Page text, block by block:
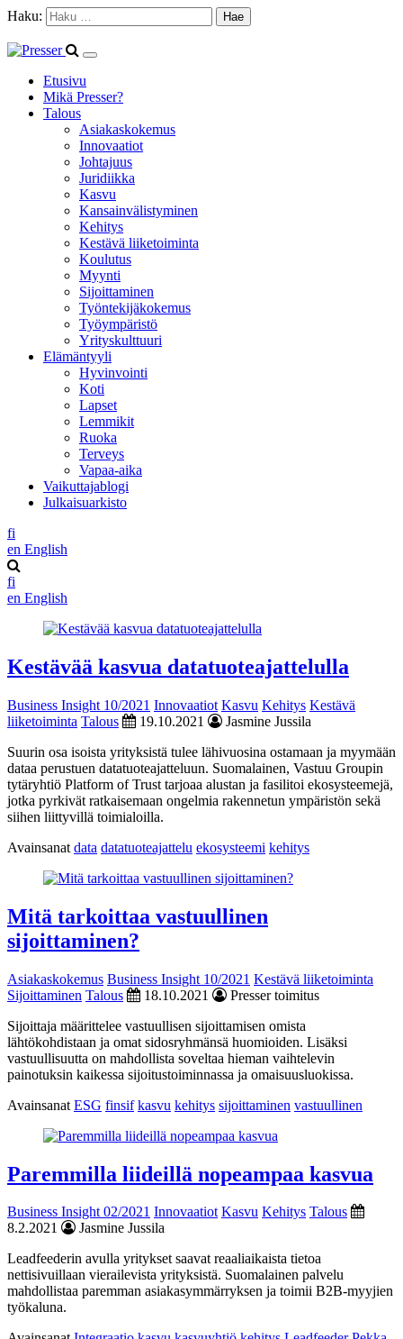
Haku:
Etusivu
Mikä Presser?
Talous
Asiakaskokemus
Innovaatiot
Johtajuus
Juridiikka
Kasvu
Kansainvälistyminen
Kehitys
Kestävä liiketoiminta
Koulutus
Myynti
Sijoittaminen
Työntekijäkokemus
Työympäristö
Yrityskulttuuri
Elämäntyyli
Hyvinvointi
Koti
Lapset
Lemmikit
Ruoka
Terveys
Vapaa-aika
Vaikuttajablogi
Julkaisuarkisto
fi
en English
fi
en English
Kestävää kasvua datatuoteajattelulla
Business Insight 10/2021 Innovaatiot Kasvu Kehitys Kestävä
liiketoiminta Talous 19.10.2021
Jasmine Jussila
Suurin osa isoista yrityksistä tulee lähivuosina ostamaan ja myymään
dataa perustuen datatuoteajatteluun. Suomalainen, Vastuu Groupin
tytäryhtiö Platform of Trust tarjoaa alustan ja fasilitoi ekosysteemejä,
jotka pyrkivät ratkaisemaan ongelmia rakennetun ympäristön sekä
siihen liittyvillä toimialoilla.
Avainsanat data datatuoteajattelu ekosysteemi kehitys
Mitä tarkoittaa vastuullinen
sijoittaminen?
Asiakaskokemus Business Insight 10/2021 Kestävä liiketoiminta
Sijoittaminen Talous 18.10.2021
Presser toimitus
Sijoittaja määrittelee vastuullisen sijoittamisen omista
lähtökohdistaan ja omat sidosryhmänsä huomioiden. Lisäksi
vastuullisuutta on mahdollista soveltaa hieman vaihtelevin
painotuksin kaikessa sijoitustoiminnassa ja omaisuusluokissa.
Avainsanat ESG finsif kasvu kehitys sijoittaminen vastuullinen
Paremmilla liideillä nopeampaa kasvua
Business Insight 02/2021 Innovaatiot Kasvu Kehitys Talous
8.2.2021
Jasmine Jussila
Leadfeederin avulla yritykset saavat reaaliaikaista tietoa
nettisivuillaan vierailevista yrityksistä. Suomalainen palvelu
mahdollistaa paremman asiakasymmärryksen ja toimii B2B-myyjien
työkaluna.